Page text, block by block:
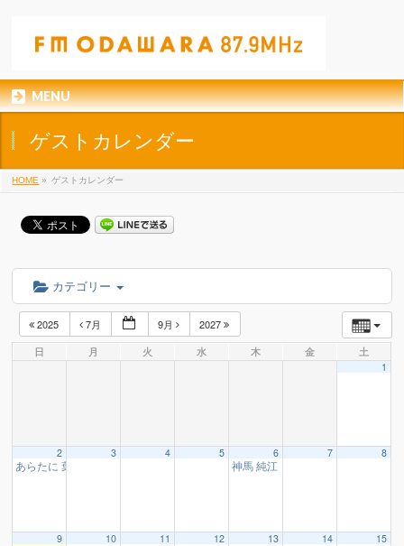
MENU
ゲストカレンダー
HOME » ゲストカレンダー
カテゴリー
2025 7月 9月
2027
日
月 火 水 木 金 土
1
2
あらたに 葉子 様
3 4 5 6
神馬 純江 様
7 8
9 10 11 12 13 14 15